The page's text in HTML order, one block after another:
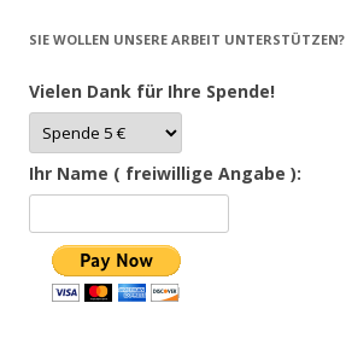
SIE WOLLEN UNSERE ARBEIT UNTERSTÜTZEN?
Vielen Dank für Ihre Spende!
Ihr Name ( freiwillige Angabe ):